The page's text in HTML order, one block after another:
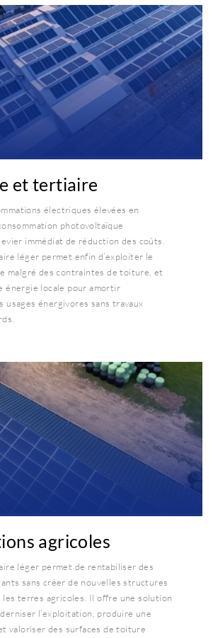
et tertiaire
électriques élevées en
photovoltaïque
immédiat de réduction des coûts.
léger permet enfin d’exploiter le
malgré des contraintes de toiture, et
énergie locale pour amortir
usages énergivores sans travaux
agricoles
léger permet de rentabiliser des
sans créer de nouvelles structures
les terres agricoles. Il offre une solution
l’exploitation, produire une
valoriser des surfaces de toiture